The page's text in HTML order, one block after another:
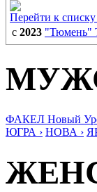
Перейти к списку
с 2023 "Тюмень"
ФАКЕЛ Новый
ЮГРА › НОВА ›